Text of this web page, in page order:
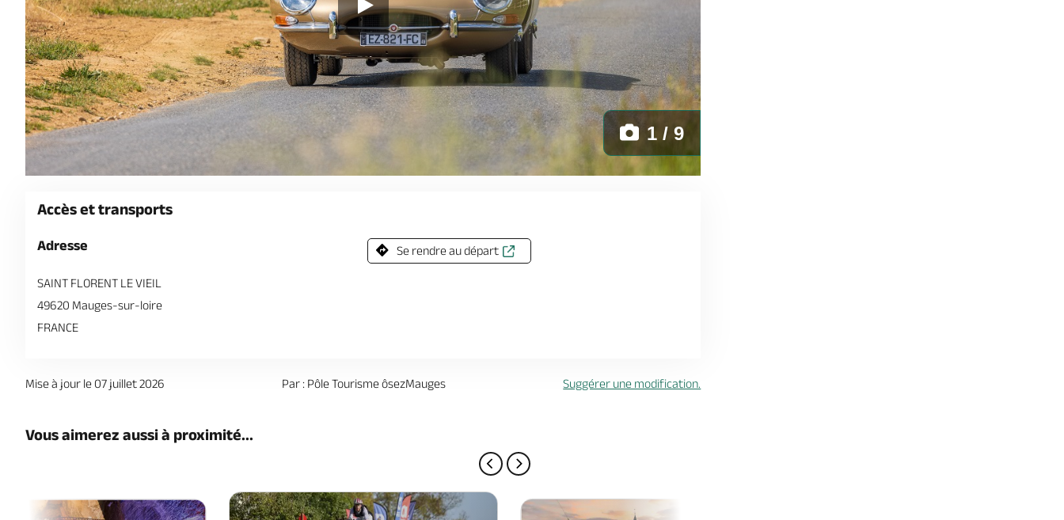
1 / 9
Accès et transports
Adresse
SAINT FLORENT LE VIEIL
49620 Mauges-sur-loire
FRANCE
Se rendre au départ
Mise à jour le 07 juillet 2026 Par : Pôle Tourisme ôsezMauges Suggérer une modification.
Vous aimerez aussi à proximité...